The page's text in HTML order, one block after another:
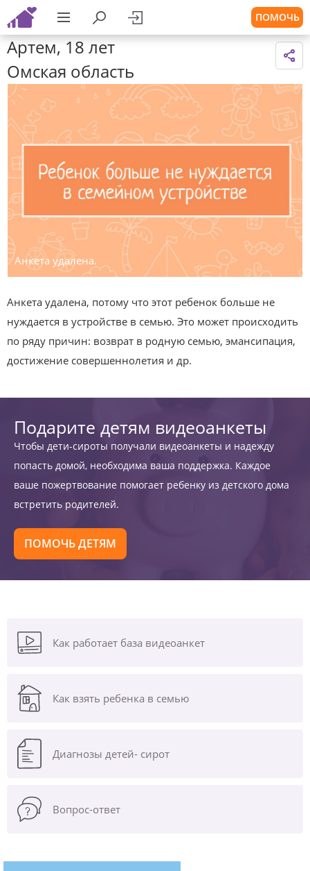
ПОМОЧЬ
Артем, 18 лет
Омская область
Анкета удалена.
Анкета удалена, потому что этот ребенок больше не
нуждается в устройстве в семью. Это может происходить
по ряду причин: возврат в родную семью, эмансипация,
достижение совершеннолетия и др.
Подарите детям видеоанкеты
Чтобы дети-сироты получали видеоанкеты и надежду
попасть домой, необходима ваша поддержка. Каждое
ваше пожертвование помогает ребенку из детского дома
встретить родителей.
ПОМОЧЬ ДЕТЯМ
Как работает база видеоанкет
Как взять ребенка в семью
Диагнозы детей- сирот
Вопрос-ответ